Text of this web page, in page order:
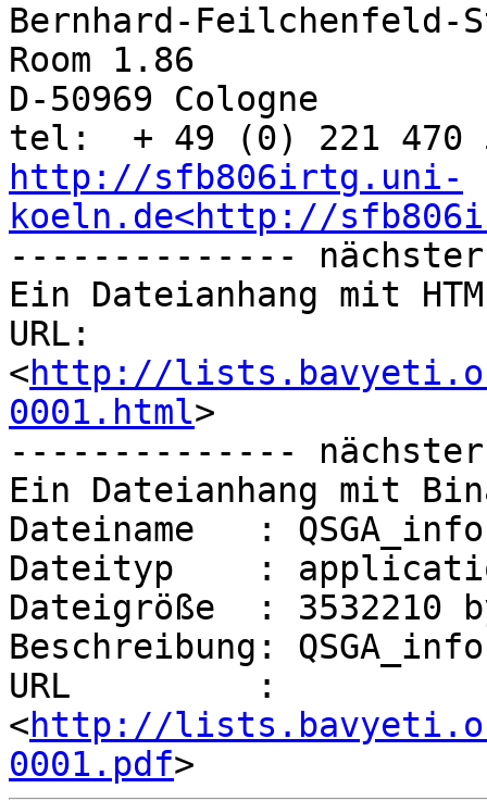
Bernhard-Feilchenfeld-
Room 1.86
D-50969 Cologne
http://sfb806irtg.uni-
koeln.de<http://
--------------
Ein Dateianhang mit
URL:
<http://
0001.html>
--------------
Ein Dateianhang mit
Dateiname   :
Dateityp    :
Dateigröße  : 3532210
Beschreibung:
URL         :
<http://
0001.pdf